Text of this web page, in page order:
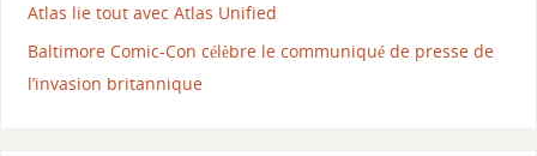
Atlas lie tout avec Atlas Unified
Baltimore Comic-Con célèbre le communiqué de presse de
l’invasion britannique